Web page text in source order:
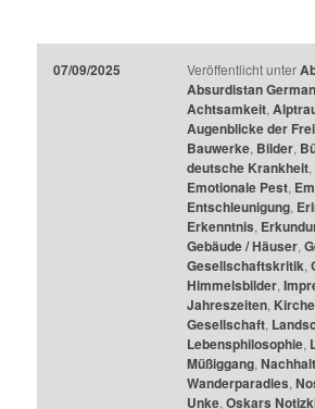
07/09/2025 Veröffentlicht unter
Absurdistan
Achtsamkeit,
Augenblicke der
Bauwerke, Bilder,
deutsche Krankheit,
Emotionale Pest,
Entschleunigung,
Erkenntnis,
Gebäude / Häuser,
Gesellschaftskritik,
Himmelsbilder,
Jahreszeiten,
Gesellschaft,
Lebensphilosophie,
Müßiggang,
Wanderparadies,
Unke, Oskars